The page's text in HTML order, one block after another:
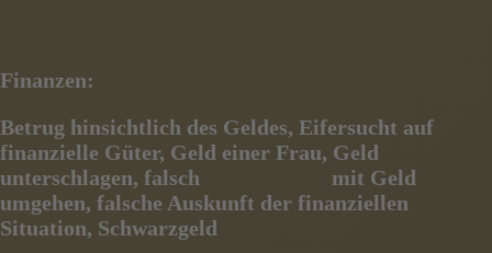
Finanzen:
Betrug hinsichtlich des Geldes, Eifersucht auf
finanzielle Güter, Geld einer Frau, Geld
unterschlagen, falsch
mit Geld
umgehen, falsche Auskunft der finanziellen
Situation, Schwarzgeld